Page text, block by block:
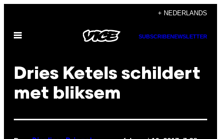
de
+ NEDERLANDS
Open
SUBSCRIBENEWSLETTER
Dries Ketels schildert
met bliksem